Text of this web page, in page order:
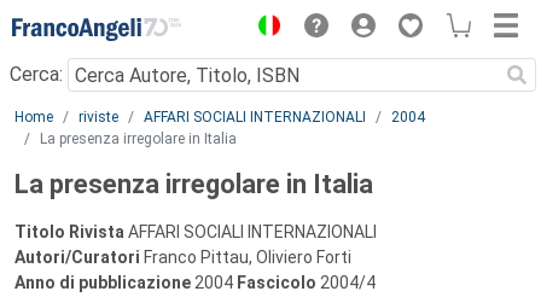
Menu
Cerca:
Main content
Home riviste AFFARI SOCIALI INTERNAZIONALI
2004
La presenza irregolare in Italia
La presenza irregolare in Italia
Titolo Rivista AFFARI SOCIALI INTERNAZIONALI
Autori/Curatori Franco Pittau, Oliviero Forti
Anno di pubblicazione 2004 Fascicolo 2004/4